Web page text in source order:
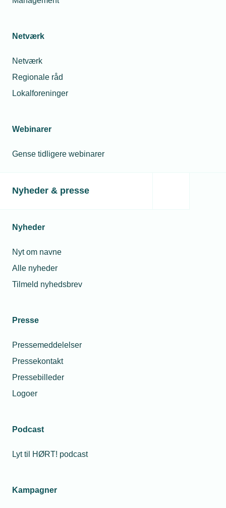
Netværk
Netværk
Regionale råd
Lokalforeninger
Webinarer
Gense tidligere webinarer
Nyheder & presse
Nyheder
Nyt om navne
Alle nyheder
Tilmeld nyhedsbrev
Presse
Pressemeddelelser
Pressekontakt
Pressebilleder
Logoer
Podcast
Lyt til HØRT! podcast
Kampagner